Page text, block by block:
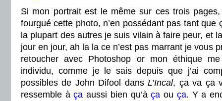
Si mon portrait est le même sur ces trois pages,
fourgué cette photo, n’en possédant pas tant que
la plupart des autres je suis vilain à faire peur, et
jour en jour, ah la la ce n’est pas marrant je vous
retoucher avec Photoshop or mon éthique me
individu, comme je le sais depuis que j’ai
possibles de John Difool dansL’Incal, ça va ça
ressemble àça aussi bien qu’àça ou ça. Ya